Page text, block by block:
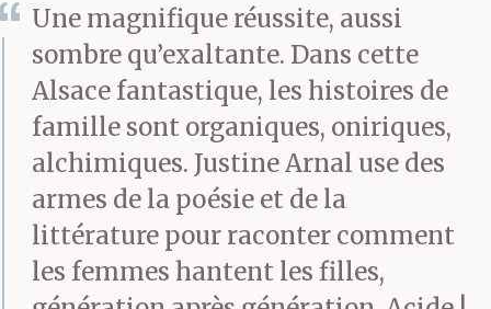
s’entassent pêle-mêle
quelques numéros deLa
Vie,le voilà déjà tout
entier tendu vers
l’écran.
Éric Richard aime les
Une magnifique réussite, aussi
sombre qu’exaltante. Dans cette
Alsace fantastique, les histoires de
famille sont organiques, oniriques,
alchimiques. Justine Arnal use des
armes de la poésie et de la
littérature pour raconter comment
les femmes hantent les filles,